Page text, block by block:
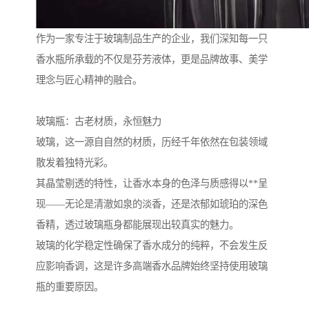
作为一家专注于玻璃制品生产的企业，我们深知每一只
香水瓶所承载的不仅是芬芳液体，更是品牌故事、美学
理念与匠心精神的融合。
玻璃瓶：古老材质，永恒魅力
玻璃，这一源自自然的材质，历经千年依然在包装领域
散发着独特光彩。
其晶莹剔透的特性，让香水本身的色泽与质感得以**呈
现——无论是清澈如泉的淡香，还是浓郁如琥珀的深色
香精，透过玻璃瓶身都能展现出较真实的魅力。
玻璃的化学稳定性确保了香水成分的纯粹，不会发生反
应影响香调，这是许多高端香水品牌始终坚持使用玻璃
瓶的重要原因。